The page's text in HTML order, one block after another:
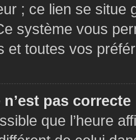
; ce lien se
système vous
et toutes vos
n’est pas correcte
que l’heure